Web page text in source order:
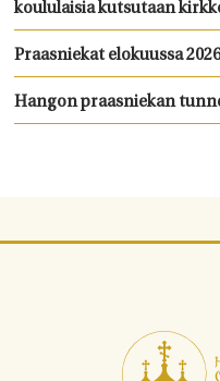
koululaisia kutsutaan
Praasniekat elokuussa
Hangon praasniekan